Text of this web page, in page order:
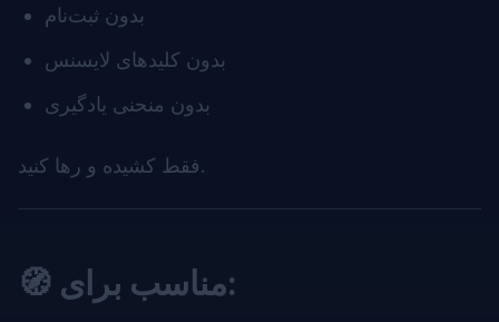
بدون ثبت‌نام
بدون کلیدهای لایسنس
بدون منحنی یادگیری
فقط کشیده و رها کنید.
🧭 مناسب برای: